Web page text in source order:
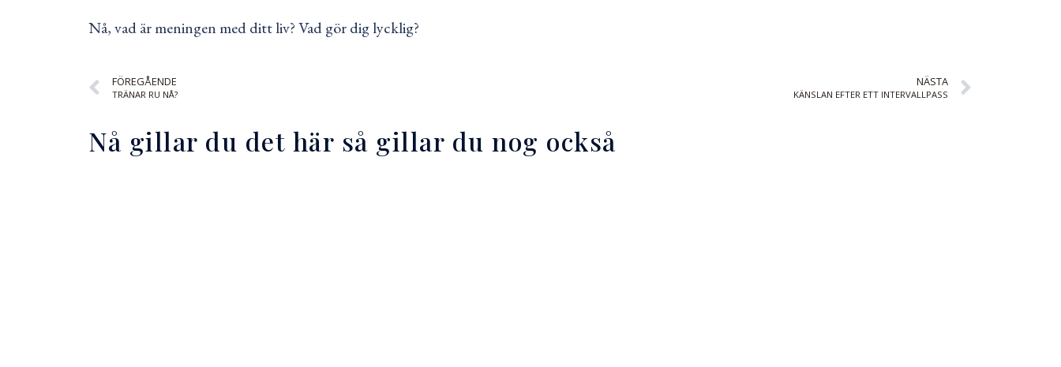
Nå, vad är meningen med ditt liv? Vad gör dig lycklig?
FÖREGÅENDE
TRÄNAR RU NÅ?
NÄSTA
KÄNSLAN EFTER ETT INTERVALLPASS
Nå gillar du det här så gillar du nog också